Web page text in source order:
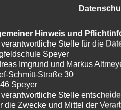
nicht funktionieren
Chor unter ihre Fittiche
und sorgte somit für eine
Hinweis und
verantwortliche Stelle für die
Speyer
Imgrund und Markus
Schmitt-Straße 30
Speyer
verantwortliche Stelle
die Zwecke und Mittel der